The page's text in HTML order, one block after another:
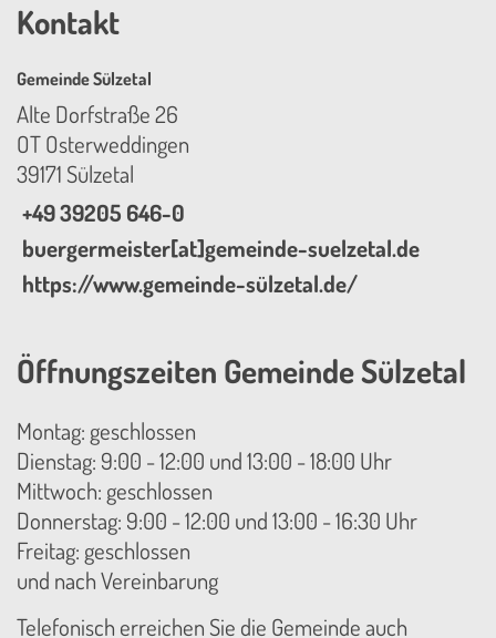
Kontakt
Gemeinde Sülzetal
Alte Dorfstraße 26
OT Osterweddingen
39171 Sülzetal
+49 39205 646-0
buergermeister[at]gemeinde-suelzetal.de
https://www.gemeinde-sülzetal.de/
Öffnungszeiten Gemeinde Sülzetal
Montag: geschlossen
Dienstag: 9:00 - 12:00 und 13:00 - 18:00 Uhr
Mittwoch: geschlossen
Donnerstag: 9:00 - 12:00 und 13:00 - 16:30 Uhr
Freitag: geschlossen
und nach Vereinbarung
Telefonisch erreichen Sie die Gemeinde auch